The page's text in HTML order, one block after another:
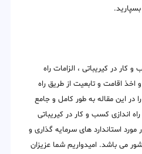
کار در کیریباتی ، الزامات راه
اخذ اقامت و تابعیت از طریق راه
در این مقاله به طور کامل و جامع
اندازی کسب و کار در کیریباتی
مورد استاندارد های سرمایه گذاری و
می باشد. امیدواریم شما عزیزان